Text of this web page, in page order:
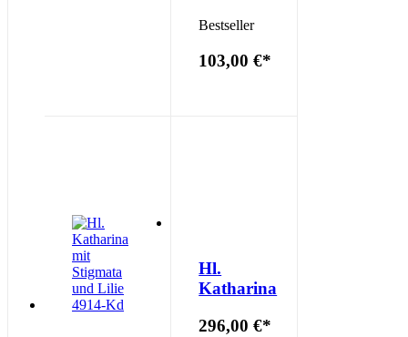
Bestseller
103,00 €*
Hl.
Katharina
296,00 €*